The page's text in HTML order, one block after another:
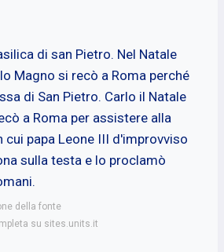
di san Pietro. Nel Natale
Magno si recò a Roma perché
di San Pietro. Carlo il Natale
a Roma per assistere alla
cui papa Leone III d'improvviso
sulla testa e lo proclamò
della fonte
su sites.units.it